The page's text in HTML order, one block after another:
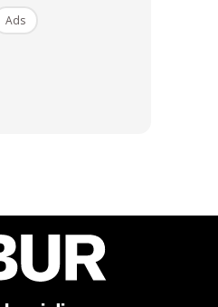
sebelum anda dipanggil ke
Ads